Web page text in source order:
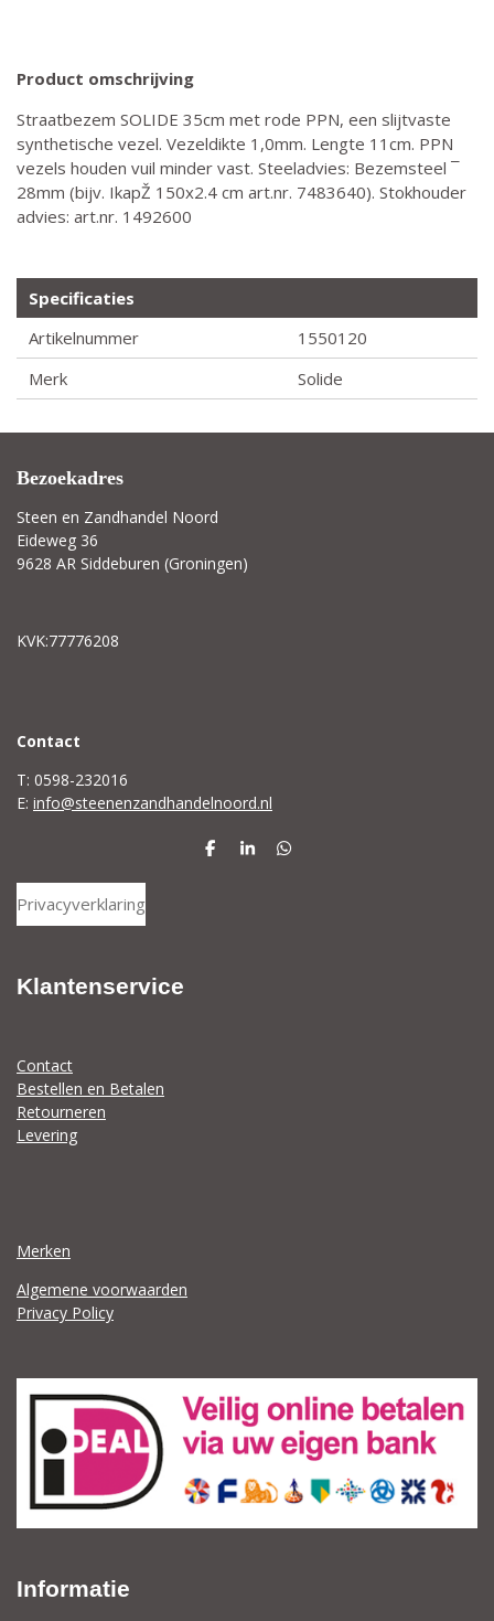
Product omschrijving
Straatbezem SOLIDE 35cm met rode PPN, een slijtvaste
synthetische vezel. Vezeldikte 1,0mm. Lengte 11cm. PPN
vezels houden vuil minder vast. Steeladvies: Bezemsteel ¯
28mm (bijv. IkapŽ 150x2.4 cm art.nr. 7483640). Stokhouder
advies: art.nr. 1492600
Specificaties
Artikelnummer
1550120
Merk
Solide
Bezoekadres
Steen en Zandhandel Noord
Eideweg 36
9628 AR Siddeburen (Groningen)
KVK:77776208
Contact
T: 0598-232016
E: info@steenenzandhandelnoord.nl
D
S
D
Privacyverklaring
Klantenservice
Contact
Bestellen en Betalen
Retourneren
Levering
Merken
Algemene voorwaarden
Privacy Policy
Informatie